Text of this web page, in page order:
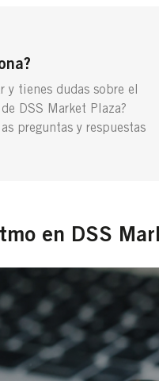
y tienes dudas sobre el
DSS Market Plaza?
preguntas y respuestas
en DSS